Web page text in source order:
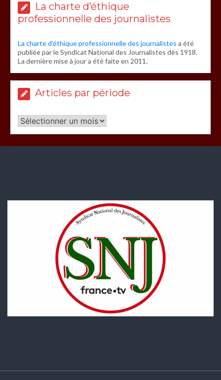
La charte d’éthique
professionnelle des journalistes
La charte d’éthique professionnelle des journalistes a été
publiée par le Syndicat National des Journalistes dès 1918.
La dernière mise à jour a été faite en 2011.
Articles par période
Articles
par
période